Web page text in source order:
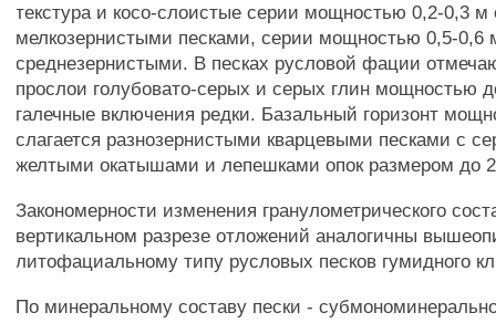
текстура и косо-слоистые серии мощностью 0,2-0,3 м
мелкозернистыми песками, серии мощностью 0,5-0,6
среднезернистыми. В песках русловой фации
прослои голубовато-серых и серых глин мощностью
галечные включения редки. Базальный горизонт
слагается разнозернистыми кварцевыми песками с
желтыми окатышами и лепешками опок размером до
Закономерности изменения гранулометрического
вертикальном разрезе отложений аналогичны
литофациальному типу русловых песков гумидного
По минеральному составу пески -